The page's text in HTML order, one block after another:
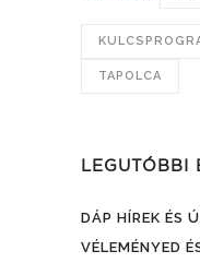
TAPOLCA
LEGUTÓBBI
DÁP HÍREK ÉS
VÉLEMÉNYED